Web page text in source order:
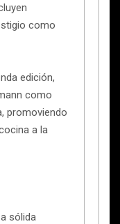
como
edición,
como
promoviendo
a la
sólida